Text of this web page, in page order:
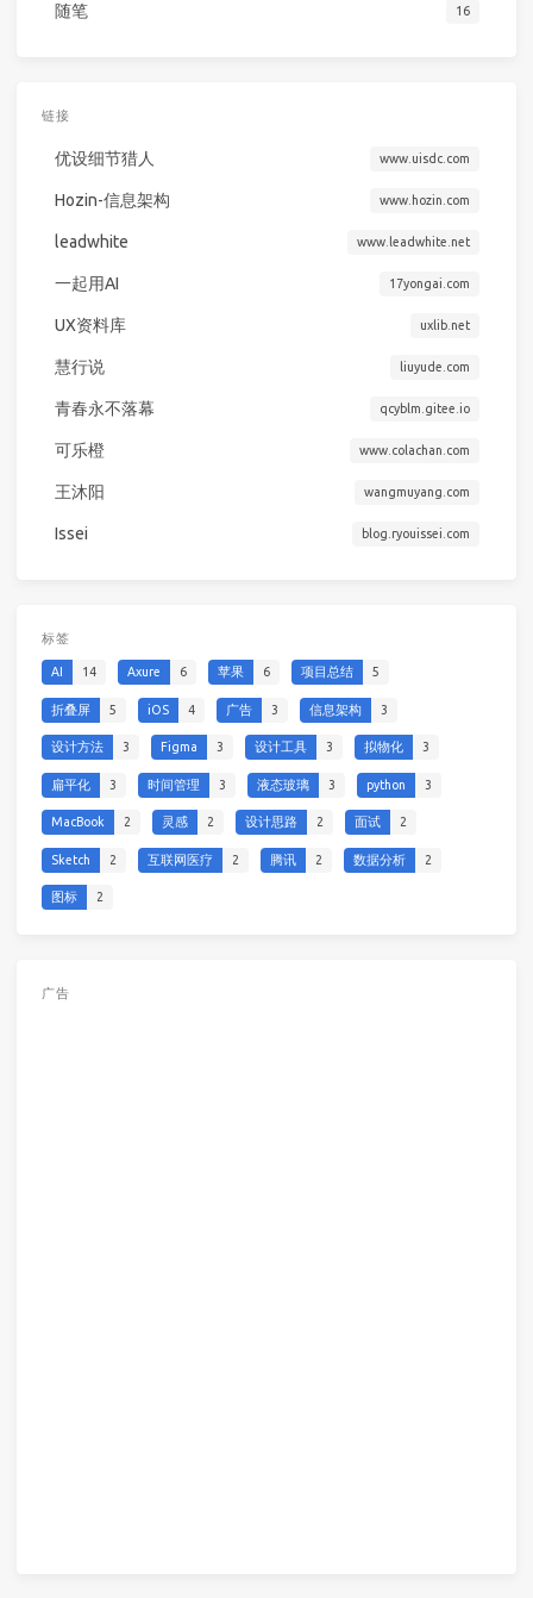
随笔 16
链接
优设细节猎人 www.uisdc.com
Hozin-信息架构 www.hozin.com
leadwhite www.leadwhite.net
一起用AI 17yongai.com
UX资料库 uxlib.net
慧行说 liuyude.com
青春永不落幕 qcyblm.gitee.io
可乐橙 www.colachan.com
王沐阳 wangmuyang.com
Issei blog.ryouissei.com
标签
AI 14 Axure 6 苹果 6 项目总结 5
折叠屏 5 iOS 4 广告 3 信息架构 3
设计方法 3 Figma 3 设计工具 3 拟物化 3
扁平化 3 时间管理 3 液态玻璃 3 python 3
MacBook 2 灵感 2 设计思路 2 面试 2
Sketch 2 互联网医疗 2 腾讯 2 数据分析 2
图标 2
广告